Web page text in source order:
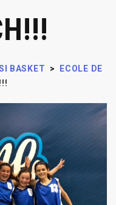
BASKET >
ECOLE DE